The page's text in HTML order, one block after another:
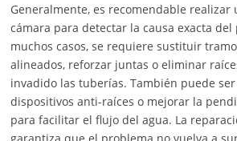
Generalmente, es recomendable realizar
cámara para detectar la causa exacta del
muchos casos, se requiere sustituir
alineados, reforzar juntas o eliminar
invadido las tuberías. También puede
dispositivos anti-raíces o mejorar la
para facilitar el flujo del agua. La